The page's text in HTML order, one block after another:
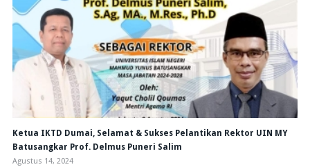
Ketua IKTD Dumai, Selamat & Sukses Pelantikan Rektor UIN MY
Batusangkar Prof. Delmus Puneri Salim
Agustus 14, 2024